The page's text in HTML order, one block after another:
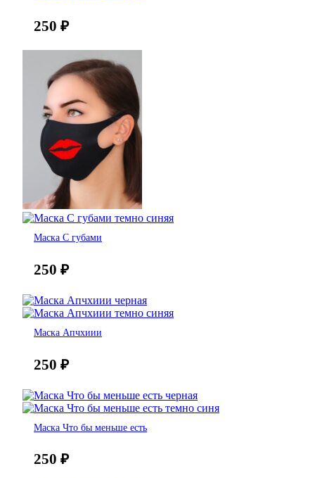
250 ₽
Маска С губами
250 ₽
Маска Апчхиии
250 ₽
Маска Что бы меньше есть
250 ₽